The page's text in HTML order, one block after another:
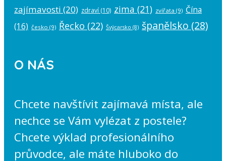
zajímavosti (20) zdraví (10) zima (21) zvířata (9) Čína
(16) česko (9) Řecko (22) Švýcarsko (8) španělsko (28)
O NÁS
Chcete navštívit zajímavá místa, ale
nechce se Vám vylézat z postele?
Chcete výklad profesionálního
průvodce, ale máte hluboko do